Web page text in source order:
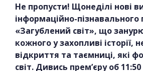
Не пропусти! Щонеділі нові
інформаційно-пізнавального
«Загублений світ», що
кожного у захопливі історії,
відкриття та таємниці, які
світ. Дивись прем’єру об